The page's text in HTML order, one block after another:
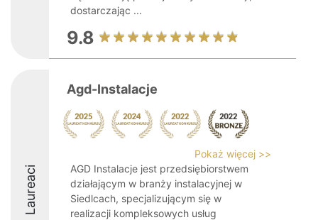
dostarczając ...
9.8
Laureaci
Agd-Instalacje
Pokaż więcej >>
AGD Instalacje jest przedsiębiorstwem
działającym w branży instalacyjnej w
Siedlcach, specjalizującym się w
realizacji kompleksowych usług